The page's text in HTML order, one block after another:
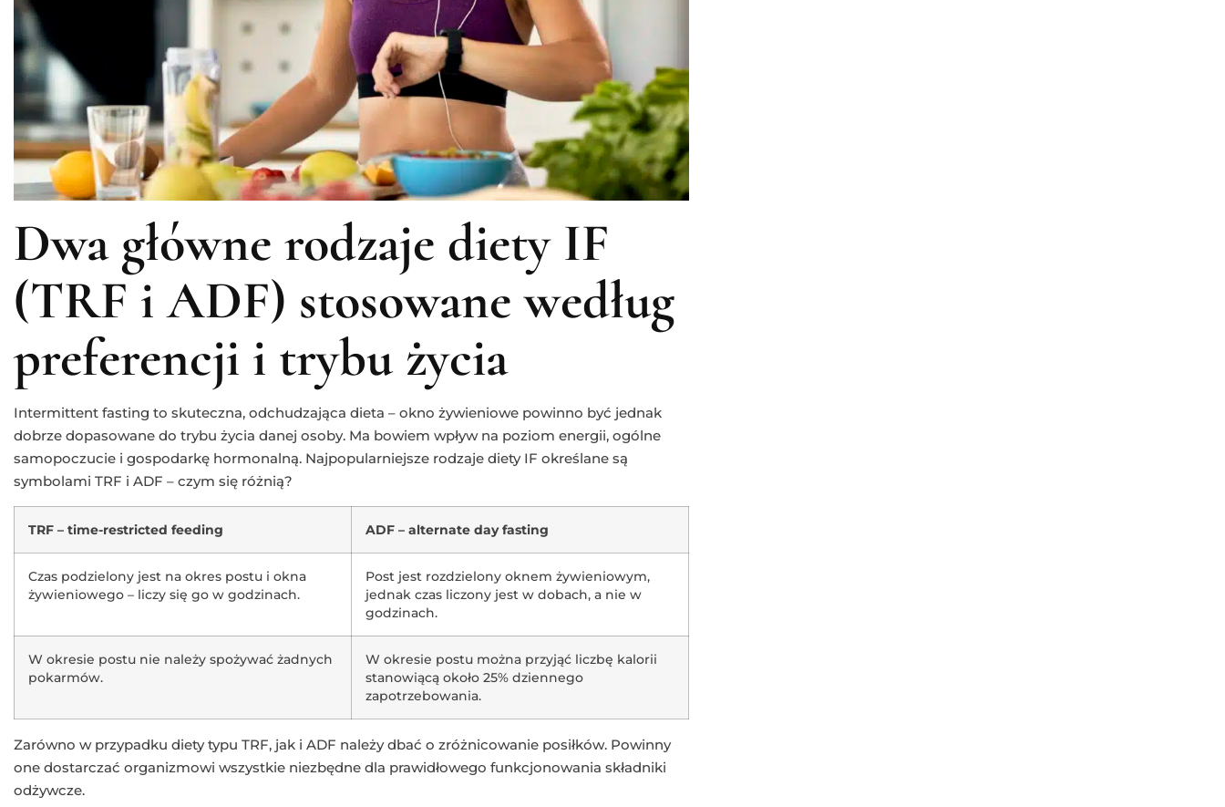
Dwa główne rodzaje diety IF
(TRF i ADF) stosowane według
preferencji i trybu życia
Intermittent fasting to skuteczna, odchudzająca dieta – okno żywieniowe powinno być jednak
dobrze dopasowane do trybu życia danej osoby. Ma bowiem wpływ na poziom energii, ogólne
samopoczucie i gospodarkę hormonalną. Najpopularniejsze rodzaje diety IF określane są
symbolami TRF i ADF – czym się różnią?
TRF – time-restricted feeding ADF – alternate day fasting
Czas podzielony jest na okres postu i okna
żywieniowego – liczy się go w godzinach.
Post jest rozdzielony oknem żywieniowym,
jednak czas liczony jest w dobach, a nie w
godzinach.
W okresie postu nie należy spożywać żadnych
pokarmów.
W okresie postu można przyjąć liczbę kalorii
stanowiącą około 25% dziennego
zapotrzebowania.
Zarówno w przypadku diety typu TRF, jak i ADF należy dbać o zróżnicowanie posiłków. Powinny
one dostarczać organizmowi wszystkie niezbędne dla prawidłowego funkcjonowania składniki
odżywcze.